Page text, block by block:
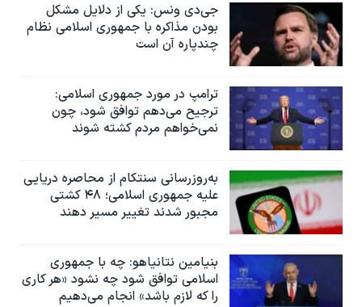
جی‌دی ونس: یکی از دلایل مشکل
بودن مذاکره با جمهوری اسلامی نظام
چندپاره آن است
ترامپ در مورد جمهوری اسلامی:
ترجیح می‌دهم توافق شود، چون
نمی‌خواهم مردم کشته شوند
به‌روزرسانی سنتکام از محاصره دریایی
علیه جمهوری اسلامی؛ ۴۸ کشتی
مجبور شدند تغییر مسیر دهند
بنیامین نتانیاهو: چه با جمهوری
اسلامی توافق شود چه نشود «هر کاری
را که لازم باشد» انجام می‌دهیم